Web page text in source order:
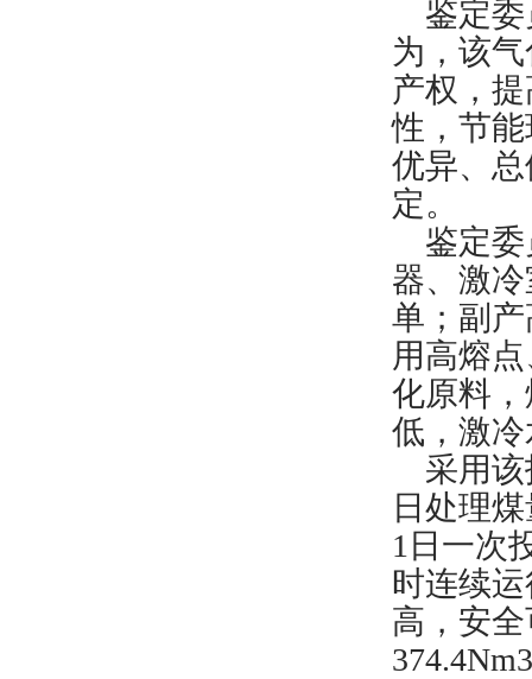
鉴定委
为，该
产权，
性，节
优异、
定。
鉴定委
器、激
单；副
用高熔
化原料
低，激
采用
日处理
1 日一次
时连续
高，安